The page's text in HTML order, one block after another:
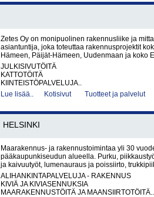
Zetes Oy on monipuolinen rakennusliike ja
asiantuntija, joka toteuttaa rakennusprojektit
Hämeen, Päijät-Hämeen, Uudenmaan ja koko
JULKISIVUTÖITÄ
KATTOTÖITÄ
KIINTEISTÖPALVELUJA..
Lue lisää..
Kotisivut Tuotteet ja palvelut
HELSINKI
Maarakennus- ja rakennustoimintaa yli 30
pääkaupunkiseudun alueella. Purku,
ja kaivuutyöt, lumenauraus ja poissiirto,
ALIHANKINTAPALVELUJA - RAKENNUS
KIVIÄ JA KIVIASENNUKSIA
MAARAKENNUSTÖITÄ JA MAANSIIRTOTÖITÄ..